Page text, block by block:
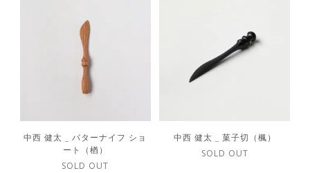
中西 健太 _ バターナイフ ショ
ート（楢）
SOLD OUT
中西 健太 _ 菓子切（楓）
SOLD OUT